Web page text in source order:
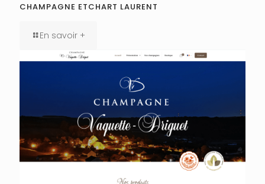
CHAMPAGNE ETCHART LAURENT
En savoir +